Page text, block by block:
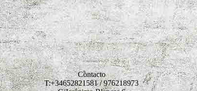
Contacto
T:+34652821581 / 976218973